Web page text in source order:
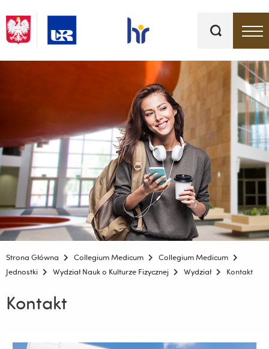
kluczowe
Strona Główna Collegium Medicum
Collegium Medicum
Jednostki
Wydział Nauk o Kulturze Fizycznej Wydział Kontakt
Kontakt